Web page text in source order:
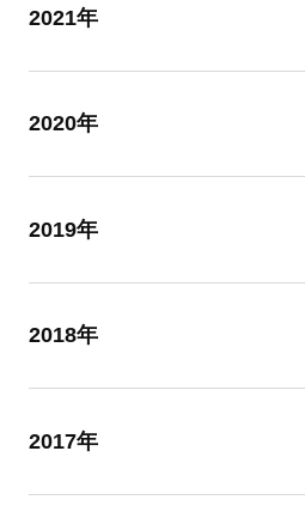
2021年
2020年
2019年
2018年
2017年